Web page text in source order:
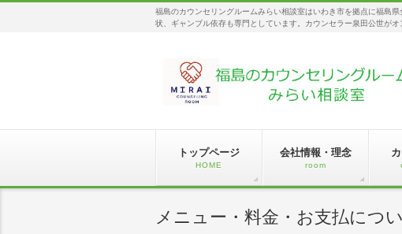
福島のカウンセリングルームみらい相談室はいわき市を拠点に福島
状、ギャンブル依存も専門としています。カウンセラー泉田公世が
トップページ
HOME
会社情報・理念
room
メニュー・料金・お支払につ